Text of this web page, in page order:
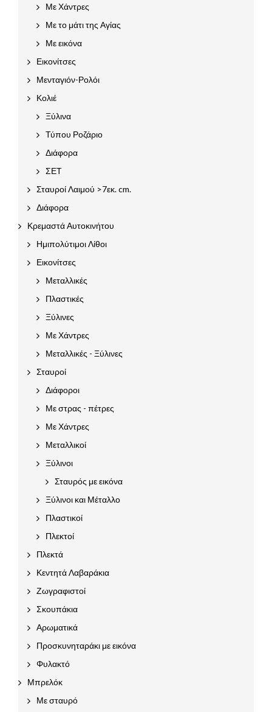
Με Χάντρες
Με το μάτι της Αγίας
Με εικόνα
Εικονίτσες
Μενταγιόν-Ρολόι
Κολιέ
Ξύλινα
Τύπου Ροζάριο
Διάφορα
ΣΕΤ
Σταυροί Λαιμού >7εκ. cm.
Διάφορα
Κρεμαστά Αυτοκινήτου
Ημιπολύτιμοι Λίθοι
Εικονίτσες
Μεταλλικές
Πλαστικές
Ξύλινες
Με Χάντρες
Μεταλλικές - Ξύλινες
Σταυροί
Διάφοροι
Με στρας - πέτρες
Με Χάντρες
Μεταλλικοί
Ξύλινοι
Σταυρός με εικόνα
Ξύλινοι και Μέταλλο
Πλαστικοί
Πλεκτοί
Πλεκτά
Κεντητά Λαβαράκια
Ζωγραφιστοί
Σκουπάκια
Αρωματικά
Προσκυνηταράκι με εικόνα
Φυλακτό
Μπρελόκ
Με σταυρό